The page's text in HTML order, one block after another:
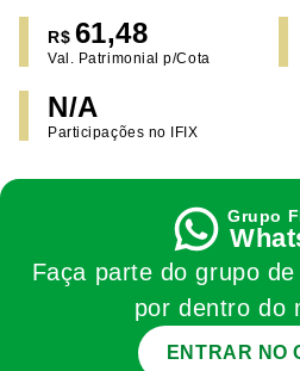
R$ 61,48
Val. Patrimonial p/Cota
N/A
Participações no IFIX
Faça parte do grupo
por dentro do
ENTRAR NO